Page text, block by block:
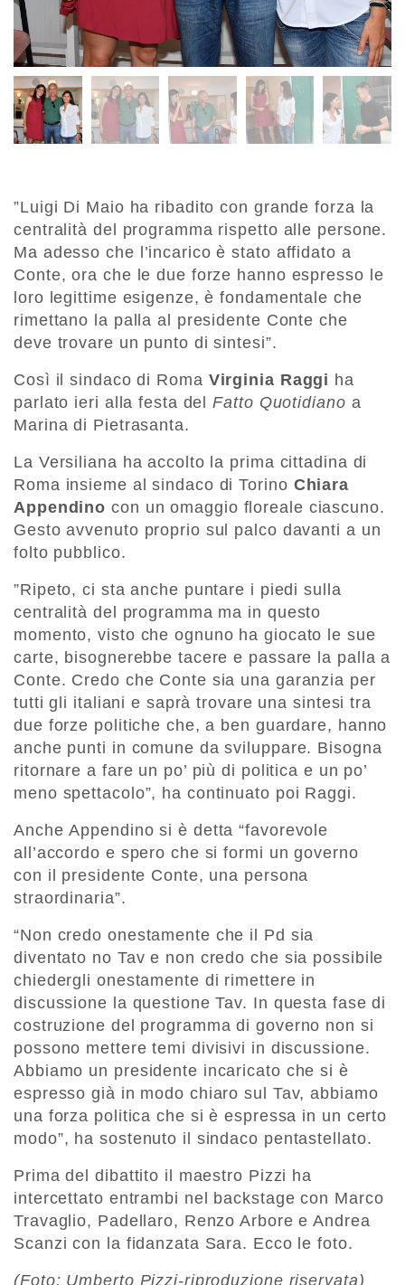
”Luigi Di Maio ha ribadito con grande forza la
centralità del programma rispetto alle persone.
Ma adesso che l’incarico è stato affidato a
Conte, ora che le due forze hanno espresso le
loro legittime esigenze, è fondamentale che
rimettano la palla al presidente Conte che
deve trovare un punto di sintesi”.
Così il sindaco di Roma Virginia Raggi ha
parlato ieri alla festa del Fatto Quotidiano a
Marina di Pietrasanta.
La Versiliana ha accolto la prima cittadina di
Roma insieme al sindaco di Torino Chiara
Appendino con un omaggio floreale ciascuno.
Gesto avvenuto proprio sul palco davanti a un
folto pubblico.
”Ripeto, ci sta anche puntare i piedi sulla
centralità del programma ma in questo
momento, visto che ognuno ha giocato le sue
carte, bisognerebbe tacere e passare la palla a
Conte. Credo che Conte sia una garanzia per
tutti gli italiani e saprà trovare una sintesi tra
due forze politiche che, a ben guardare, hanno
anche punti in comune da sviluppare. Bisogna
ritornare a fare un po’ più di politica e un po’
meno spettacolo”, ha continuato poi Raggi.
Anche Appendino si è detta “favorevole
all’accordo e spero che si formi un governo
con il presidente Conte, una persona
straordinaria”.
“Non credo onestamente che il Pd sia
diventato no Tav e non credo che sia possibile
chiedergli onestamente di rimettere in
discussione la questione Tav. In questa fase di
costruzione del programma di governo non si
possono mettere temi divisivi in discussione.
Abbiamo un presidente incaricato che si è
espresso già in modo chiaro sul Tav, abbiamo
una forza politica che si è espressa in un certo
modo”, ha sostenuto il sindaco pentastellato.
Prima del dibattito il maestro Pizzi ha
intercettato entrambi nel backstage con Marco
Travaglio, Padellaro, Renzo Arbore e Andrea
Scanzi con la fidanzata Sara. Ecco le foto.
(Foto: Umberto Pizzi-riproduzione riservata)